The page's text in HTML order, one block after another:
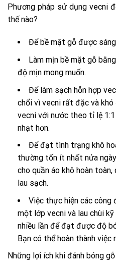
Phương pháp sử dụng vecni
thế nào?
Để bề mặt gỗ được
Làm mịn bề mặt gỗ
độ mịn mong muốn.
Để làm sạch hỗn hợp
chổi vì vecni rất đặc và khó
vecni với nước theo tỉ lệ
nhạt hơn.
Để đạt tình trạng khô
thường tốn ít nhất nửa
cho quần áo khô hoàn
lau sạch.
Việc thực hiện các công
một lớp vecni và lau chùi
nhiều lần để đạt được độ
Bạn có thể hoàn thành việc
Những lợi ích khi đánh bóng